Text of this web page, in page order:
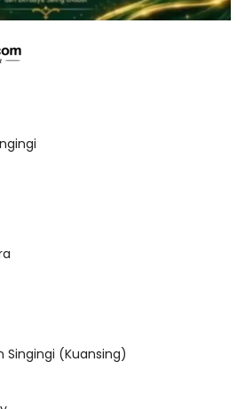
Singingi (Kuansing)